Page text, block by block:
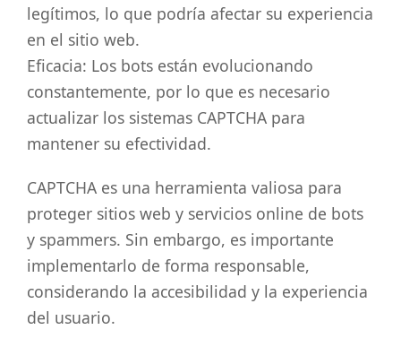
legítimos, lo que podría afectar su experiencia
en el sitio web.
Eficacia: Los bots están evolucionando
constantemente, por lo que es necesario
actualizar los sistemas CAPTCHA para
mantener su efectividad.
CAPTCHA es una herramienta valiosa para
proteger sitios web y servicios online de bots
y spammers. Sin embargo, es importante
implementarlo de forma responsable,
considerando la accesibilidad y la experiencia
del usuario.